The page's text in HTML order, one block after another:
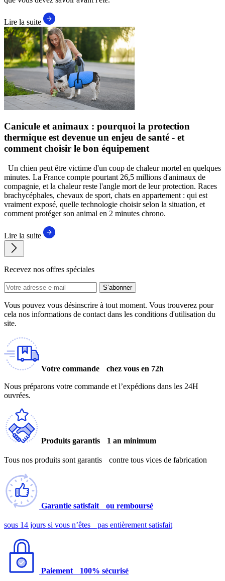
Lire la suite
Canicule et animaux : pourquoi la protection
thermique est devenue un enjeu de santé - et
comment choisir le bon équipement
Un chien peut être victime d'un coup de chaleur mortel en quelques
minutes. La France compte pourtant 26,5 millions d'animaux de
compagnie, et la chaleur reste l'angle mort de leur protection. Races
brachycéphales, chevaux de sport, chats en appartement : qui est
vraiment exposé, quelle technologie choisir selon la situation, et
comment protéger son animal en 2 minutes chrono.
Lire la suite
Recevez nos offres spéciales
S’abonner
Vous pouvez vous désinscrire à tout moment. Vous trouverez pour
cela nos informations de contact dans les conditions d'utilisation du
site.
Votre commande chez vous en 72h
Nous préparons votre commande et l’expédions dans les 24H
ouvrées.
Produits garantis 1 an minimum
Tous nos produits sont garantis contre tous vices de fabrication
Garantie satisfait ou remboursé
sous 14 jours si vous n’êtes pas entièrement satisfait
Paiement 100% sécurisé